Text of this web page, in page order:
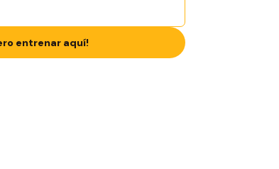
entrenar aquí!